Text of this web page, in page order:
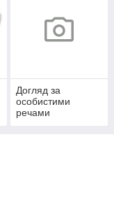
Догляд за
особистими
речами